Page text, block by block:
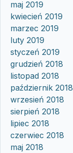
maj 2019
kwiecień 2019
marzec 2019
luty 2019
styczeń 2019
grudzień 2018
listopad 2018
październik 2018
wrzesień 2018
sierpień 2018
lipiec 2018
czerwiec 2018
maj 2018